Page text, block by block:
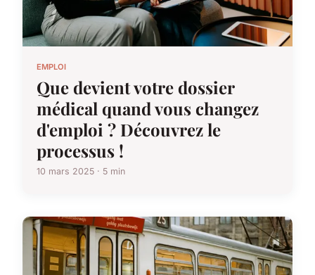
EMPLOI
Que devient votre dossier
médical quand vous changez
d'emploi ? Découvrez le
processus !
10 mars 2025 · 5 min